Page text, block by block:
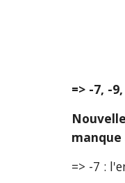
=> -7, -
=> -7 :